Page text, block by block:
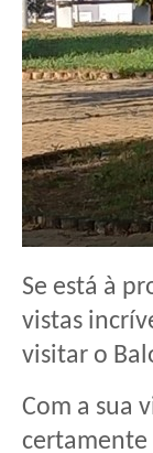
Se está à
vistas
visitar o
Com a sua
certamente